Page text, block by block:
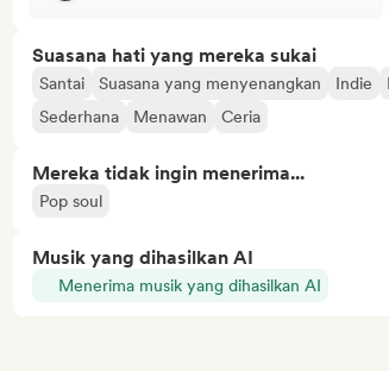
Suasana hati yang mereka sukai
Santai Suasana yang menyenangkan Indie
Sederhana
Menawan Ceria
Mereka tidak ingin menerima...
Pop soul
Musik yang dihasilkan AI
Menerima musik yang dihasilkan AI